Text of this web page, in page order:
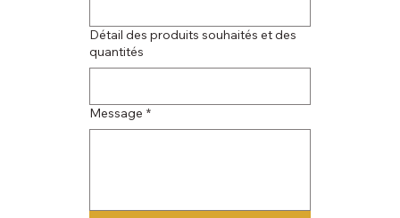
Détail des produits souhaités et des
quantités
Message *